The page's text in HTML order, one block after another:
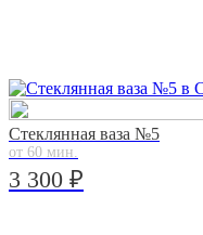
Стеклянная ваза №5
от 60 мин.
3 300 ₽